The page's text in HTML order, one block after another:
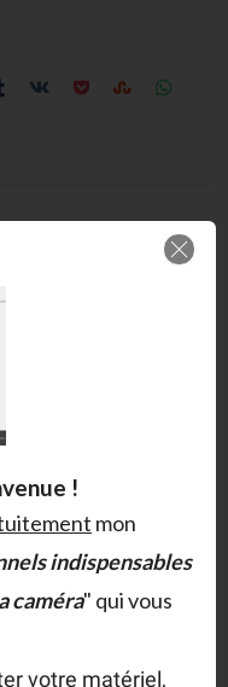
Déclencheurs spécialisé
!
mon
indispensables
caméra" qui vous
votre matériel,